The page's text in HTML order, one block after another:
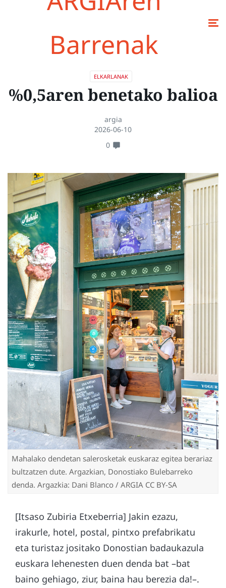
Barrenak
ELKARLANAK
%0,5aren benetako balioa
argia
2026-06-10
0
Mahalako dendetan salerosketak euskaraz egitea berariaz
bultzatzen dute. Argazkian, Donostiako Bulebarreko
denda. Argazkia: Dani Blanco / ARGIA CC BY-SA
[Itsaso Zubiria Etxeberria] Jakin ezazu,
irakurle, hotel, postal, pintxo prefabrikatu
eta turistaz jositako Donostian badaukazula
euskara lehenesten duen denda bat –bat
baino gehiago, ziur, baina hau berezia da!–.